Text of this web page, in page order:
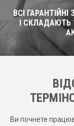
ВСІ
І СКЛАДАЮТЬ
Ви почнете